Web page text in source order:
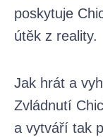
poskytuje
útěk z reality.
Jak hrát a
Zvládnutí
a vytváří tak